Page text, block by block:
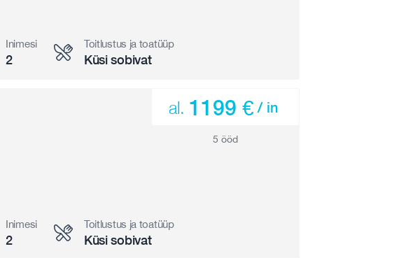
Inimesi
2
Toitlustus ja toatüüp
Küsi sobivat
al. 1199 € / in
5 ööd
Inimesi
2
Toitlustus ja toatüüp
Küsi sobivat